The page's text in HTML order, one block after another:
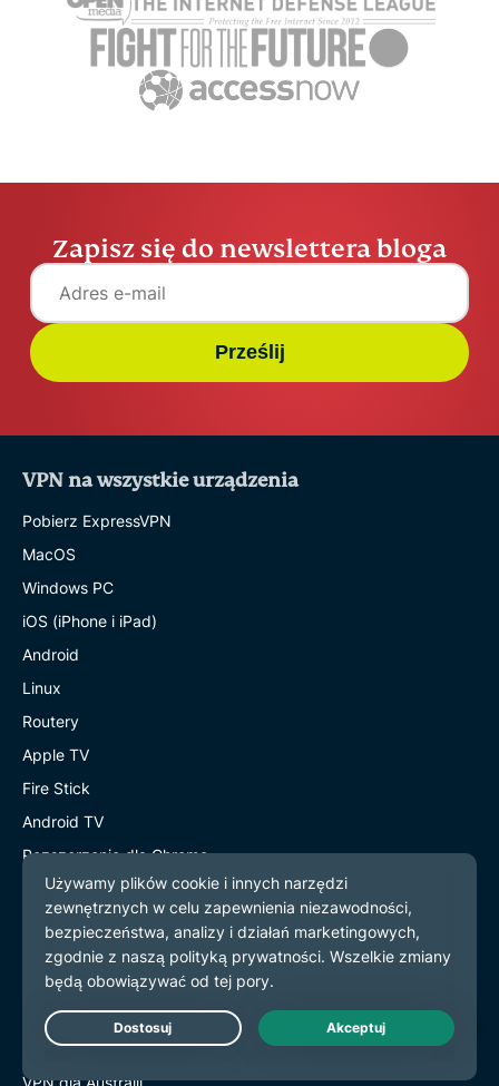
Zapisz się do newslettera bloga
Prześlij
VPN na wszystkie urządzenia
Pobierz ExpressVPN
MacOS
Windows PC
iOS (iPhone i iPad)
Android
Linux
Routery
Apple TV
Fire Stick
Android TV
Rozszerzenie dla Chrome
Serwery VPN
Serwery w 113 krajach
VPN dla USA
VPN dla UK
VPN dla Kanady
Live Chat